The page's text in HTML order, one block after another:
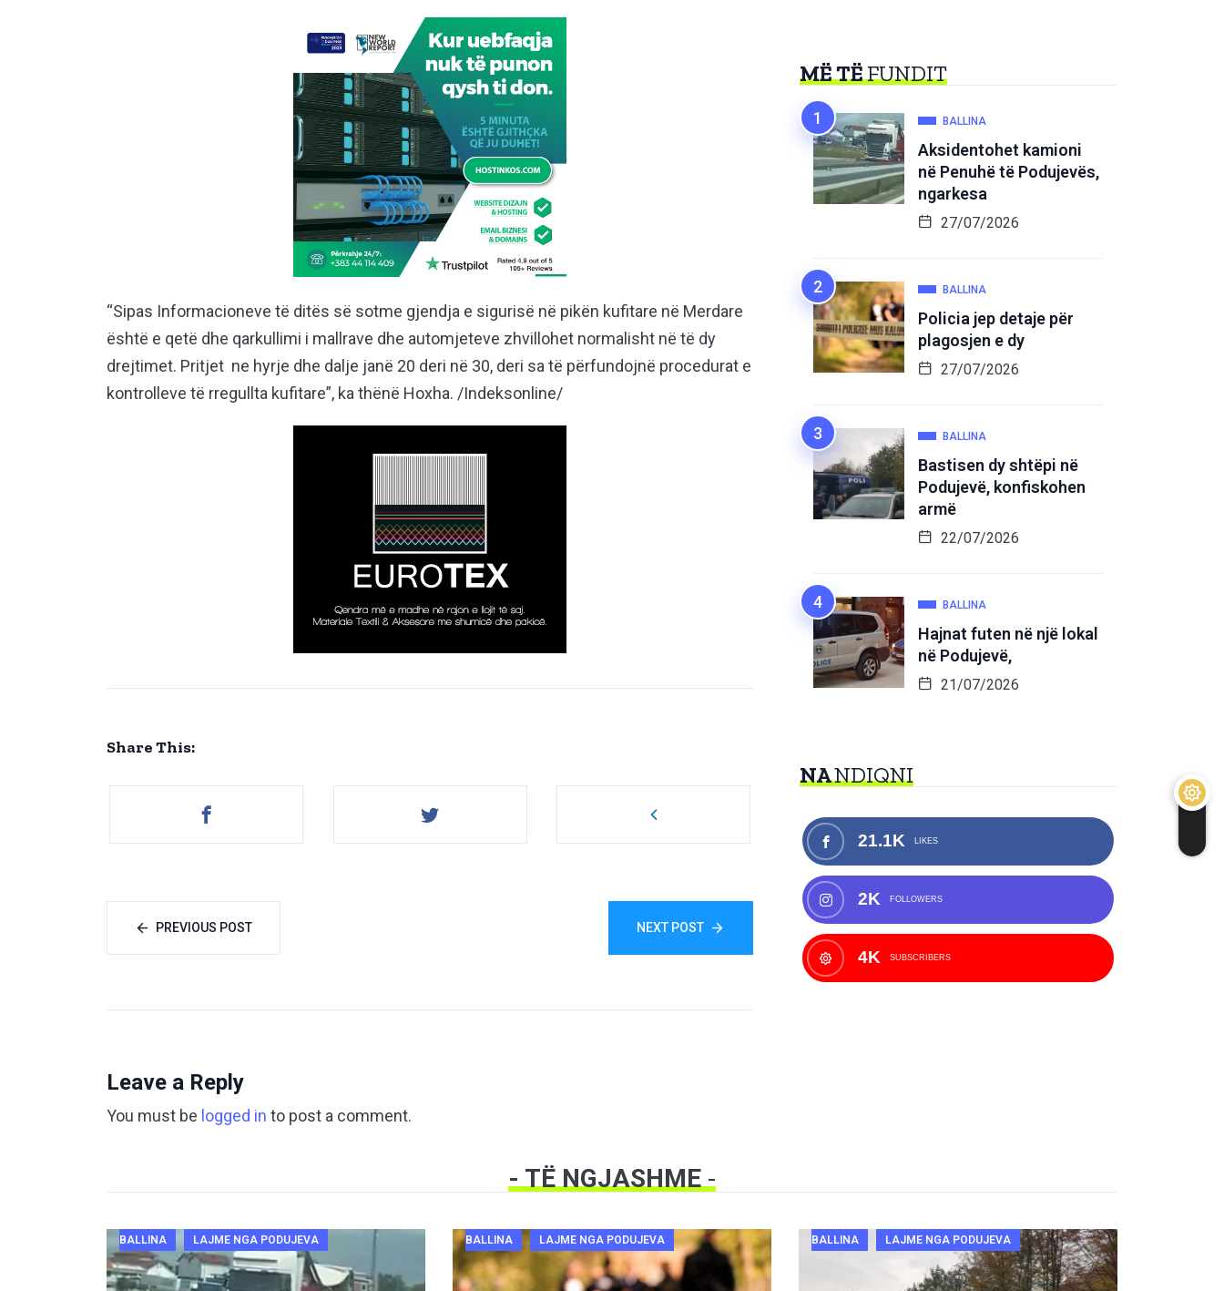
“Sipas Informacioneve të ditës së sotme gjendja e sigurisë në pikën kufitare në Merdare
është e qetë dhe qarkullimi i mallrave dhe automjeteve zhvillohet normalisht në të dy
drejtimet. Pritjet ne hyrje dhe dalje janë 20 deri në 30, deri sa të përfundojnë procedurat e
kontrolleve të rregullta kufitare”, ka thënë Hoxha. /Indeksonline/
Share This:
PREVIOUS POST NEXT POST
Leave a Reply
You must be logged in to post a comment.
MË TËFUNDIT
BALLINA
Aksidentohet kamioni
në Penuhë të Podujevës,
ngarkesa
27/07/2026
BALLINA
Policia jep detaje për
plagosjen e dy
27/07/2026
BALLINA
Bastisen dy shtëpi në
Podujevë, konfiskohen
armë
22/07/2026
BALLINA
Hajnat futen në një lokal
në Podujevë,
21/07/2026
NANDIQNI
21.1K LIKES
2K FOLLOWERS
4K SUBSCRIBERS
- TË NGJASHME-
BALLINA LAJME NGA PODUJEVA BALLINA LAJME NGA PODUJEVA BALLINA LAJME NGA PODUJEVA